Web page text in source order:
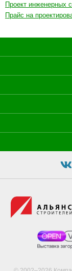
Проект инженерных
Прайс на